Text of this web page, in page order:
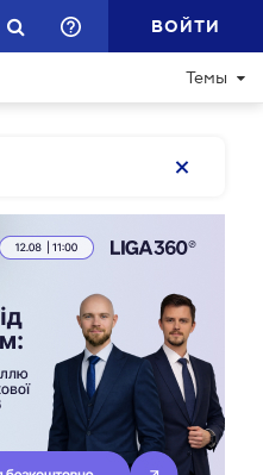
ВОЙТИ
Темы